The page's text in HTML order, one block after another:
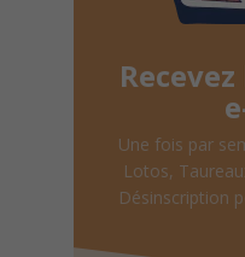
Une fois par
Lotos,
Désinscription